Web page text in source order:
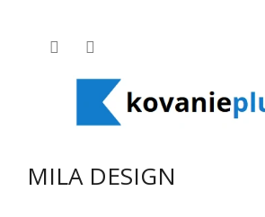
MILA DESIGN